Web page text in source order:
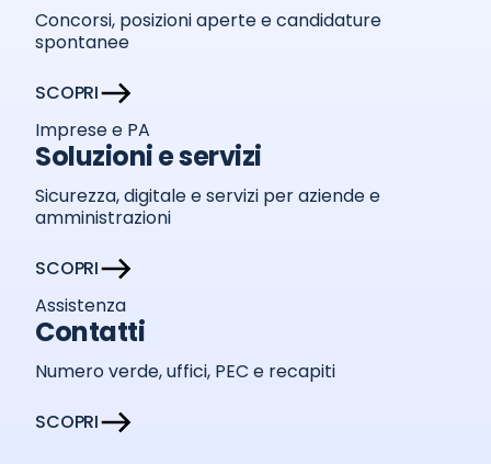
Concorsi, posizioni aperte e candidature
spontanee
SCOPRI
Imprese e PA
Soluzioni e servizi
Sicurezza, digitale e servizi per aziende e
amministrazioni
SCOPRI
Assistenza
Contatti
Numero verde, uffici, PEC e recapiti
SCOPRI